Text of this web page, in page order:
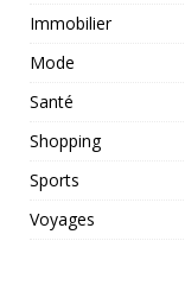
Immobilier
Mode
Santé
Shopping
Sports
Voyages